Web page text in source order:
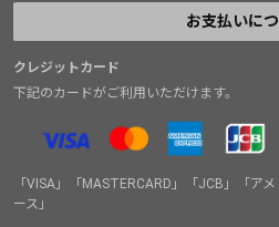
お支払いに
クレジットカード
下記のカードがご利用いただけます。
「VISA」「MASTERCARD」「JCB」「ア
ース」